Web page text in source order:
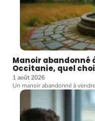
Manoir abandonné
Occitanie, quel
1 août 2026
Un manoir abandonné à